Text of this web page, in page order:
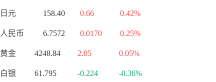
元 158.40 0.66 0.42%
民币 6.7572 0.0170 0.25%
金 4248.84 2.05 0.05%
银 61.795 -0.224 -0.36%